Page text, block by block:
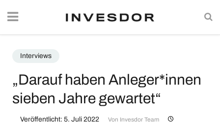
Interviews
„Darauf haben Anleger*innen
sieben Jahre gewartet“
Veröffentlicht: 5. Juli 2022 Von Invesdor Team